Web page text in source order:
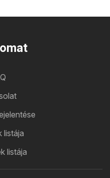
listája
listája